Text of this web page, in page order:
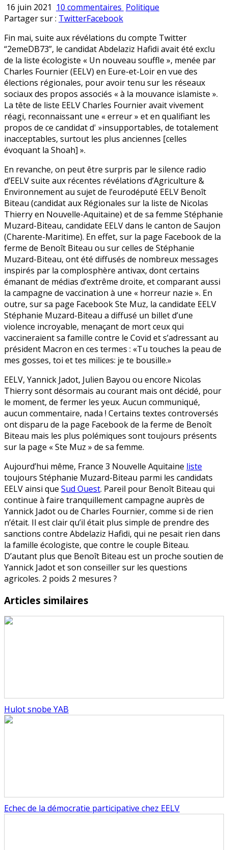
16 juin 2021 10 commentaires sur
et
régionales
:
le
2
poids
2
mesures
d’EELV
?
Publié
Politique
Partager sur : TwitterFacebook
Fin mai, suite aux révélations du compte Twitter
“2emeDB73”, le candidat Abdelaziz Hafidi avait été exclu
de la liste écologiste « Un nouveau souffle », menée par
Charles Fournier (EELV) en Eure-et-Loir en vue des
élections régionales, pour avoir tenu sur les réseaux
sociaux des propos associés « à la mouvance islamiste ».
La tête de liste EELV Charles Fournier avait vivement
réagi, reconnaissant une « erreur » et en qualifiant les
propos de ce candidat d' »insupportables, de totalement
inacceptables, surtout les plus anciennes [celles
évoquant la Shoah] ».
En revanche, on peut être surpris par le silence radio
d’EELV suite aux récentes révélations d’Agriculture &
Environnement au sujet de l’eurodéputé EELV Benoît
Biteau (candidat aux Régionales sur la liste de Nicolas
Thierry en Nouvelle-Aquitaine) et de sa femme Stéphanie
Muzard-Biteau, candidate EELV dans le canton de Saujon
(Charente-Maritime). En effet, sur la page Facebook de la
ferme de Benoît Biteau ou sur celles de Stéphanie
Muzard-Biteau, ont été diffusés de nombreux messages
inspirés par la complosphère antivax, dont certains
émanant de médias d’extrême droite, et comparant aussi
la campagne de vaccination à une « horreur nazie ». En
outre, sur sa page Facebook Ste Muz, la candidate EELV
Stéphanie Muzard-Biteau a diffusé un billet d’une
violence incroyable, menaçant de mort ceux qui
vaccineraient sa famille contre le Covid et s’adressant au
président Macron en ces termes : «Tu touches la peau de
mes gosses, toi et tes milices: je te bousille.»
EELV, Yannick Jadot, Julien Bayou ou encore Nicolas
Thierry sont désormais au courant mais ont décidé, pour
le moment, de fermer les yeux. Aucun communiqué,
aucun commentaire, nada ! Certains textes controversés
ont disparu de la page Facebook de la ferme de Benoît
Biteau mais les plus polémiques sont toujours présents
sur la page « Ste Muz » de sa femme.
Aujourd’hui même, France 3 Nouvelle Aquitaine liste
toujours Stéphanie Muzard-Biteau parmi les candidats
EELV ainsi que Sud Ouest. Pareil pour Benoît Biteau qui
continue à faire tranquillement campagne auprès de
Yannick Jadot ou de Charles Fournier, comme si de rien
n’était. Il est clair qu’il était plus simple de prendre des
sanctions contre Abdelaziz Hafidi, qui ne pesait rien dans
la famille écologiste, que contre le couple Biteau.
D’autant plus que Benoît Biteau est un proche soutien de
Yannick Jadot et son conseiller sur les questions
agricoles. 2 poids 2 mesures ?
Articles similaires
Hulot snobe YAB
Echec de la démocratie participative chez EELV